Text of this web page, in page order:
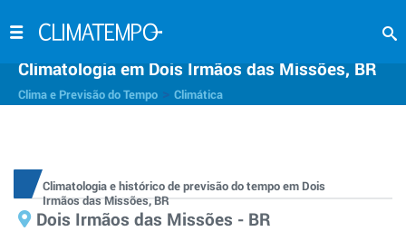
Climatologia em Dois Irmãos das Missões, BR
Clima e Previsão do Tempo Climática
Climatologia e histórico de previsão do tempo em Dois
Irmãos das Missões, BR
Dois Irmãos das Missões - BR